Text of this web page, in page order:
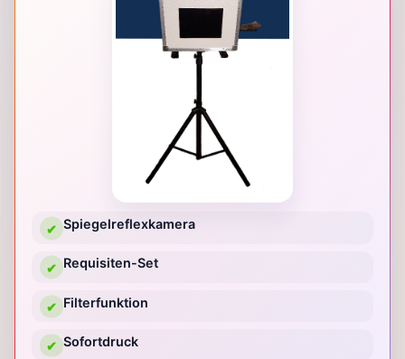
✔ Spiegelreflexkamera
✔ Requisiten-Set
✔ Filterfunktion
✔ Sofortdruck